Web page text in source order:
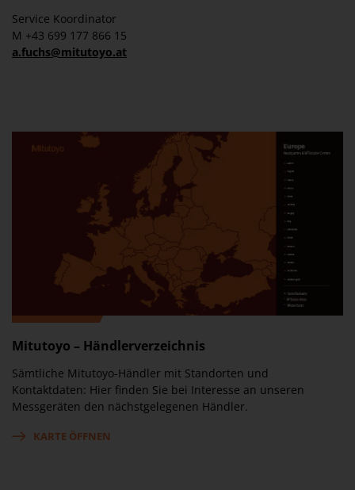
Service Koordinator
M +43 699 177 866 15
a.fuchs@mitutoyo.at
Mitutoyo – Händlerverzeichnis
Sämtliche Mitutoyo-Händler mit Standorten und
Kontaktdaten: Hier finden Sie bei Interesse an unseren
Messgeräten den nächstgelegenen Händler.
KARTE ÖFFNEN